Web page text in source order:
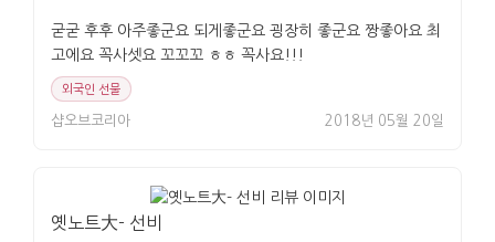
굳굳 후후 아주좋군요 되게좋군요 굉장히 좋군요 짱좋아요 최
고에요 꼭사셋요 꼬꼬꼬 ㅎㅎ 꼭사요!!!
외국인 선물
샵오브코리아 2018년 05월 20일
옛노트大- 선비